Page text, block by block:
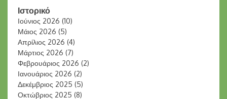
Ιστορικό
Ιούνιος 2026 (10)
Μάιος 2026 (5)
Απρίλιος 2026 (4)
Μάρτιος 2026 (7)
Φεβρουάριος 2026 (2)
Ιανουάριος 2026 (2)
Δεκέμβριος 2025 (5)
Οκτώβριος 2025 (8)